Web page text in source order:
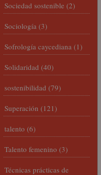
Sociedad sostenible (2)
Sociología (3)
Sofrología caycediana (1)
Solidaridad (40)
sostenibilidad (79)
Superación (121)
talento (6)
Talento femenino (3)
Técnicas prácticas de